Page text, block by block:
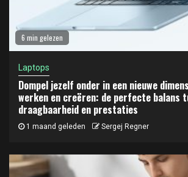
6 min gelezen
Laptops
Dompel jezelf onder in een nieuwe
werken en creëren: de perfecte balans
draagbaarheid en prestaties
1 maand geleden Sergej Regner